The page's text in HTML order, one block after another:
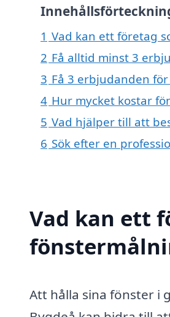
1 Vad kan ett företag
2 Få alltid minst 3
3 Få 3 erbjudanden
4 Hur mycket kostar
5 Vad hjälper till att
6 Sök efter en
Vad kan ett
Att hålla sina fönster i